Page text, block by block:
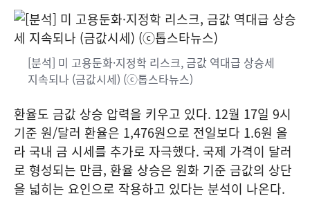
[분석] 미 고용둔화·지정학 리스크, 금값 역대급 상승세
지속되나 (금값시세) (ⓒ톱스타뉴스)
환율도 금값 상승 압력을 키우고 있다. 12월 17일 9시
기준 원/달러 환율은 1,476원으로 전일보다 1.6원 올
라 국내 금 시세를 추가로 자극했다. 국제 가격이 달러
로 형성되는 만큼, 환율 상승은 원화 기준 금값의 상단
을 넓히는 요인으로 작용하고 있다는 분석이 나온다.